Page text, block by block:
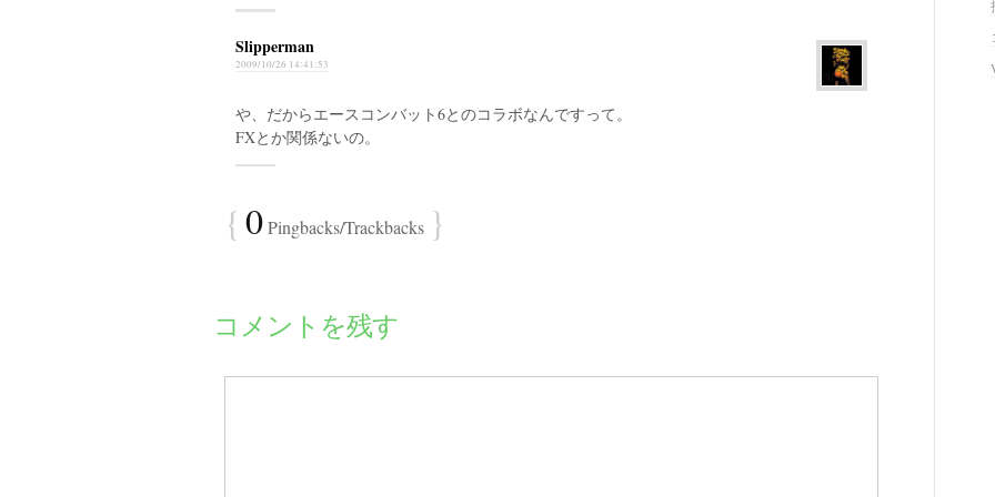
Slipperman
2009/10/26 14:41:53
や、だからエースコンバット6とのコラボなんですって。
FXとか関係ないの。
{0Pingbacks/Trackbacks }
コメントを残す